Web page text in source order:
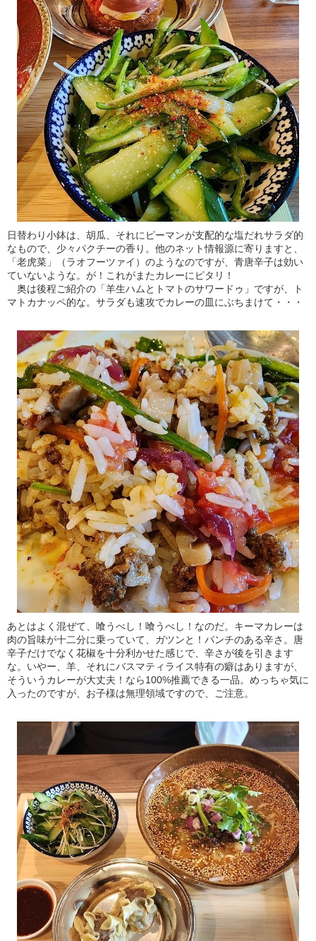
日替わり小鉢は、胡瓜、それにピーマンが支配的な塩だれサラダ的
なもので、少々パクチーの香り。他のネット情報源に寄りますと、
「老虎菜」（ラオフーツァイ）のようなのですが、青唐辛子は効い
ていないような。が！これがまたカレーにピタリ！
奥は後程ご紹介の「羊生ハムとトマトのサワードゥ」ですが、ト
マトカナッペ的な。サラダも速攻でカレーの皿にぶちまけて・・・
あとはよく混ぜて、喰うべし！喰うべし！なのだ。キーマカレーは
肉の旨味が十二分に乗っていて、ガツンと！パンチのある辛さ。唐
辛子だけでなく花椒を十分利かせた感じで、辛さが後を引きます
な。いやー、羊、それにバスマティライス特有の癖はありますが、
そういうカレーが大丈夫！なら100%推薦できる一品。めっちゃ気に
入ったのですが、お子様は無理領域ですので、ご注意。